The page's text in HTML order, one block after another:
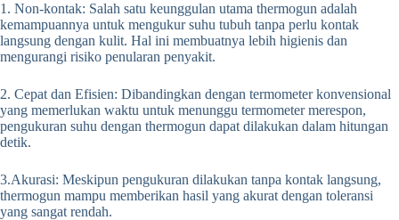
1. Non-kontak: Salah satu keunggulan utama thermogun adalah
kemampuannya untuk mengukur suhu tubuh tanpa perlu kontak
langsung dengan kulit. Hal ini membuatnya lebih higienis dan
mengurangi risiko penularan penyakit.
2. Cepat dan Efisien: Dibandingkan dengan termometer konvensional
yang memerlukan waktu untuk menunggu termometer merespon,
pengukuran suhu dengan thermogun dapat dilakukan dalam hitungan
detik.
3.Akurasi: Meskipun pengukuran dilakukan tanpa kontak langsung,
thermogun mampu memberikan hasil yang akurat dengan toleransi
yang sangat rendah.